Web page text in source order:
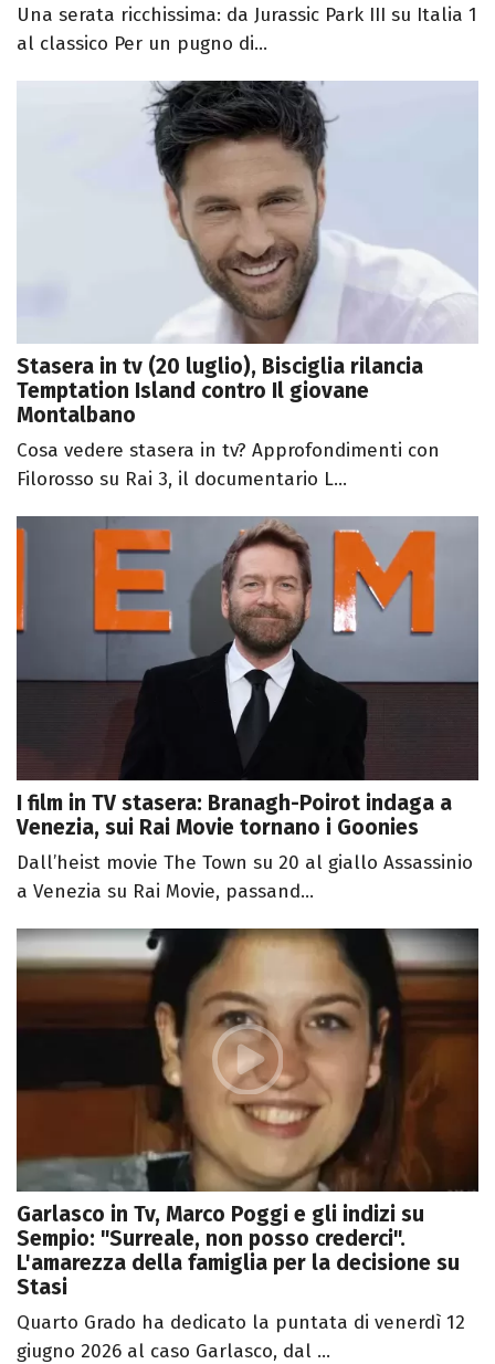
Una serata ricchissima: da Jurassic Park III su Italia 1
al classico Per un pugno di...
Stasera in tv (20 luglio), Bisciglia rilancia
Temptation Island contro Il giovane
Montalbano
Cosa vedere stasera in tv? Approfondimenti con
Filorosso su Rai 3, il documentario L...
I film in TV stasera: Branagh-Poirot indaga a
Venezia, sui Rai Movie tornano i Goonies
Dall’heist movie The Town su 20 al giallo Assassinio
a Venezia su Rai Movie, passand...
Garlasco in Tv, Marco Poggi e gli indizi su
Sempio: "Surreale, non posso crederci".
L'amarezza della famiglia per la decisione su
Stasi
Quarto Grado ha dedicato la puntata di venerdì 12
giugno 2026 al caso Garlasco, dal ...